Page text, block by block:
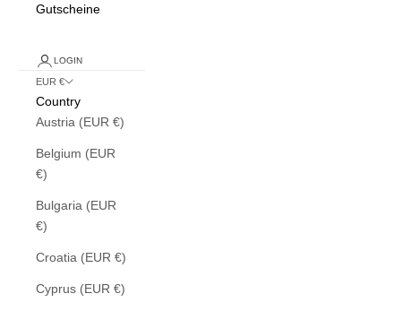
Gutscheine
LOGIN
EUR €
Country
Austria (EUR €)
Belgium (EUR
€)
Bulgaria (EUR
€)
Croatia (EUR €)
Cyprus (EUR €)